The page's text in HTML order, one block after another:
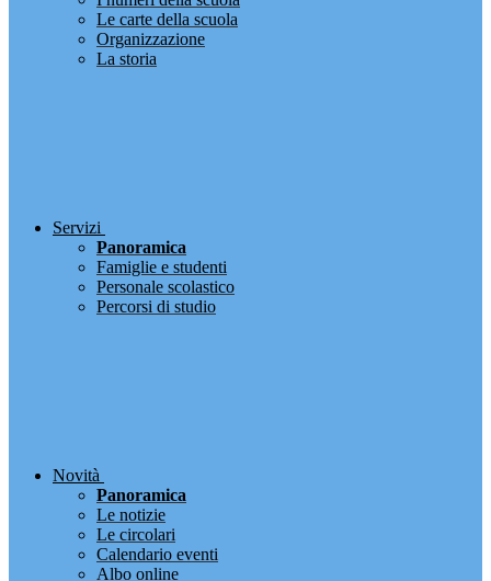
Le carte della scuola
Organizzazione
La storia
Servizi
Panoramica
Famiglie e studenti
Personale scolastico
Percorsi di studio
Novità
Panoramica
Le notizie
Le circolari
Calendario eventi
Albo online